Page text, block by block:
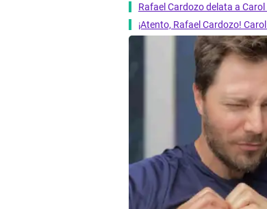
Rafael Cardozo delata a
¡Atento, Rafael Cardozo!